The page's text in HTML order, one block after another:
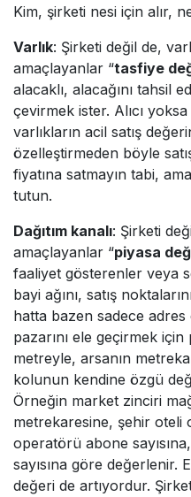
Kim, şirketi nesi için alır,
Varlık: Şirketi değil de,
amaçlayanlar “tasfiye
alacaklı, alacağını tahsil
çevirmek ister. Alıcı
varlıkların acil satış
özelleştirmeden böyle
fiyatına satmayın tabi,
tutun.
Dağıtım kanalı: Şirketi
amaçlayanlar “piyasa
faaliyet gösterenler veya
bayi ağını, satış
hatta bazen sadece adres
pazarını ele geçirmek
metreyle, arsanın
kolunun kendine özgü
Örneğin market zinciri
metrekaresine, şehir oteli
operatörü abone
sayısına göre değerlenir.
değeri de artıyordur.